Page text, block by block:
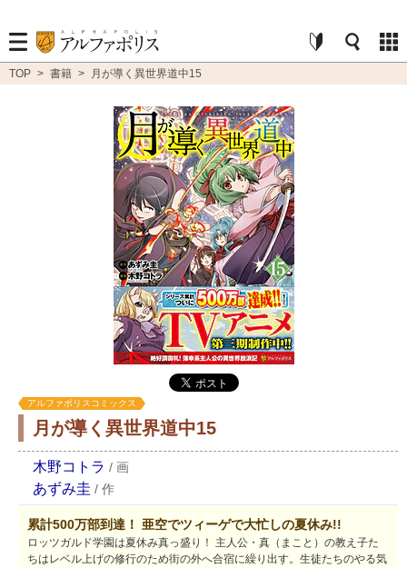
TOP > 書籍 > 月が導く異世界道中15
アルファポリスコミックス
月が導く異世界道中15
木野コトラ / 画
あずみ圭 / 作
累計500万部到達！ 亜空でツィーゲで大忙しの夏休み!!
ロッツガルド学園は夏休み真っ盛り！ 主人公・真（まこと）の教え子た
ちはレベル上げの修行のため街の外へ合宿に繰り出す。生徒たちのやる気